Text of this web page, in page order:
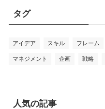
ー
タグ
アイデア スキル フレーム
マネジメント 企画 戦略
人気の記事